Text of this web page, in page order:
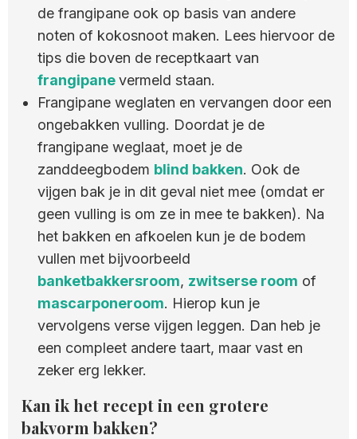
de frangipane ook op basis van andere
noten of kokosnoot maken. Lees hiervoor de
tips die boven de receptkaart van
frangipanevermeld staan.
Frangipane weglaten en vervangen door een
ongebakken vulling. Doordat je de
frangipane weglaat, moet je de
zanddeegbodem blind bakken. Ook de
vijgen bak je in dit geval niet mee (omdat er
geen vulling is om ze in mee te bakken). Na
het bakken en afkoelen kun je de bodem
vullen met bijvoorbeeld
banketbakkersroom, zwitserse room of
mascarponeroom. Hierop kun je
vervolgens verse vijgen leggen. Dan heb je
een compleet andere taart, maar vast en
zeker erg lekker.
Kan ik het recept in een grotere
bakvorm bakken?